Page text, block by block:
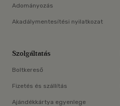
Adományozás
Akadálymentesítési nyilatkozat
Szolgáltatás
Boltkereső
Fizetés és szállítás
Ajándékkártya egyenlege